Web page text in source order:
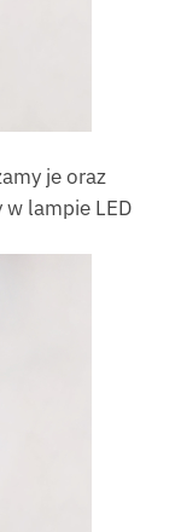
je oraz
lampie LED